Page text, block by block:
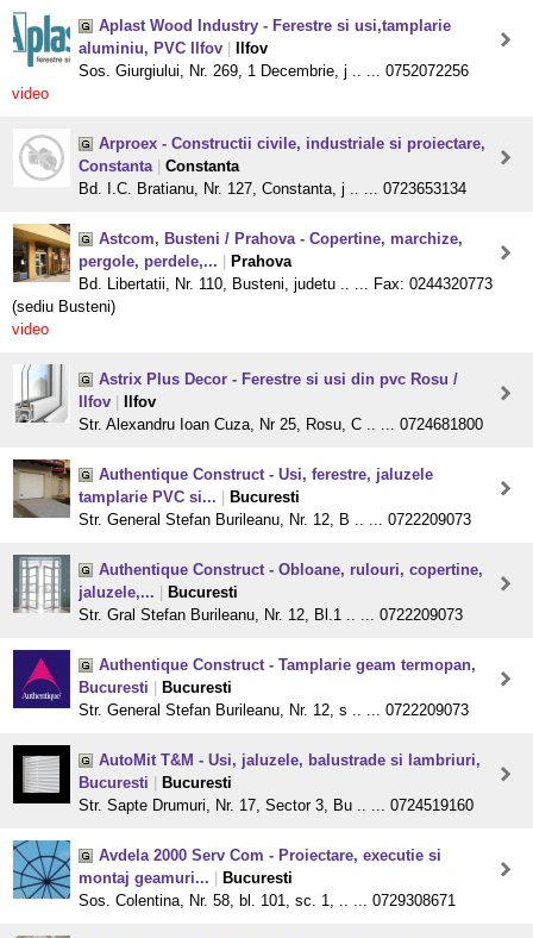
Aplast Wood Industry - Ferestre si usi,tamplarie
aluminiu, PVC Ilfov
Ilfov
Sos. Giurgiului, Nr. 269, 1 Decembrie, j .. ... 0752072256
video
Arproex - Constructii civile, industriale si proiectare,
Constanta
Constanta
Bd. I.C. Bratianu, Nr. 127, Constanta, j .. ... 0723653134
Astcom, Busteni / Prahova - Copertine, marchize,
pergole, perdele,...
Prahova
Bd. Libertatii, Nr. 110, Busteni, judetu .. ... Fax: 0244320773
(sediu Busteni)
video
Astrix Plus Decor - Ferestre si usi din pvc Rosu /
Ilfov
Ilfov
Str. Alexandru Ioan Cuza, Nr 25, Rosu, C .. ... 0724681800
Authentique Construct - Usi, ferestre, jaluzele
tamplarie PVC si...
Bucuresti
Str. General Stefan Burileanu, Nr. 12, B .. ... 0722209073
Authentique Construct - Obloane, rulouri, copertine,
jaluzele,...
Bucuresti
Str. Gral Stefan Burileanu, Nr. 12, Bl.1 .. ... 0722209073
Authentique Construct - Tamplarie geam termopan,
Bucuresti
Bucuresti
Str. General Stefan Burileanu, Nr. 12, s .. ... 0722209073
AutoMit T&M - Usi, jaluzele, balustrade si lambriuri,
Bucuresti
Bucuresti
Str. Sapte Drumuri, Nr. 17, Sector 3, Bu .. ... 0724519160
Avdela 2000 Serv Com - Proiectare, executie si
montaj geamuri...
Bucuresti
Sos. Colentina, Nr. 58, bl. 101, sc. 1, .. ... 0729308671